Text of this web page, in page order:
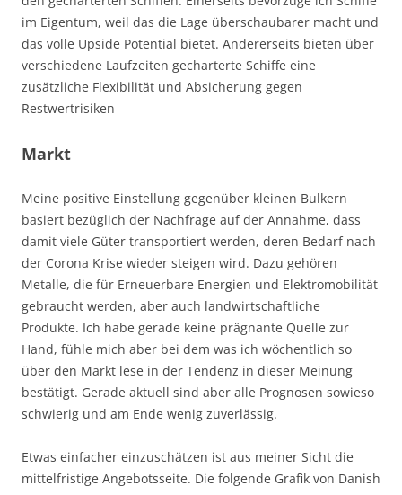
im Eigentum, weil das die Lage überschaubarer macht und
das volle Upside Potential bietet. Andererseits bieten über
verschiedene Laufzeiten gecharterte Schiffe eine
zusätzliche Flexibilität und Absicherung gegen
Restwertrisiken
Markt
Meine positive Einstellung gegenüber kleinen Bulkern
basiert bezüglich der Nachfrage auf der Annahme, dass
damit viele Güter transportiert werden, deren Bedarf nach
der Corona Krise wieder steigen wird. Dazu gehören
Metalle, die für Erneuerbare Energien und Elektromobilität
gebraucht werden, aber auch landwirtschaftliche
Produkte. Ich habe gerade keine prägnante Quelle zur
Hand, fühle mich aber bei dem was ich wöchentlich so
über den Markt lese in der Tendenz in dieser Meinung
bestätigt. Gerade aktuell sind aber alle Prognosen sowieso
schwierig und am Ende wenig zuverlässig.
Etwas einfacher einzuschätzen ist aus meiner Sicht die
mittelfristige Angebotsseite. Die folgende Grafik von Danish